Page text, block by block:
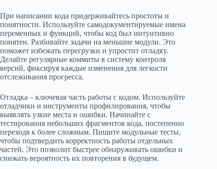
При написании кода придерживайтесь простоты и
понятности. Используйте самодокументируемые имена
переменных и функций, чтобы код был интуитивно
понятен. Разбивайте задачи на меньшие модули. Это
поможет избежать перегрузки и упростит отладку.
Делайте регулярные коммиты в систему контроля
версий, фиксируя каждые изменения для легкости
отслеживания прогресса.
Отладка – ключевая часть работы с кодом. Используйте
отладчики и инструменты профилирования, чтобы
выявлять узкие места и ошибки. Начинайте с
тестирования небольших фрагментов кода, постепенно
переходя к более сложным. Пишите модульные тесты,
чтобы подтвердить корректность работы отдельных
частей. Это позволит быстрее обнаруживать ошибки и
снижать вероятность их повторения в будущем.